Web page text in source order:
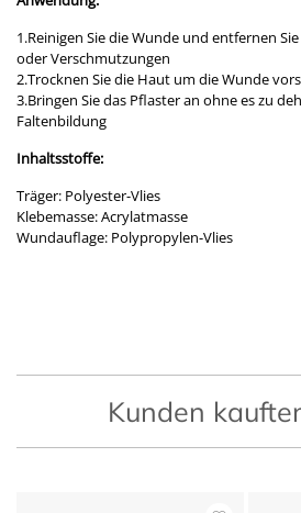
1.Reinigen Sie die Wunde und entfernen
oder Verschmutzungen
2.Trocknen Sie die Haut um die Wunde
3.Bringen Sie das Pflaster an ohne es zu
Faltenbildung
Inhaltsstoffe:
Träger: Polyester-Vlies
Klebemasse: Acrylatmasse
Wundauflage: Polypropylen-Vlies
Kunden